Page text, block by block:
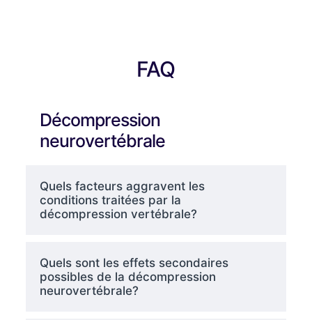
FAQ
Décompression
neurovertébrale
Quels facteurs aggravent les
conditions traitées par la
décompression vertébrale?
Quels sont les effets secondaires
possibles de la décompression
neurovertébrale?